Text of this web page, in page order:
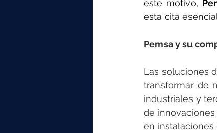
este motivo,
esta cita
Pemsa y su
Las soluciones
transformar de
industriales y
de
en instalaciones